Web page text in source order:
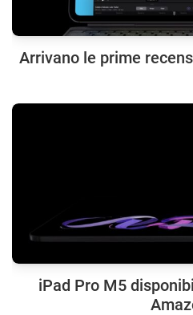
Arrivano le prime
iPad Pro M5